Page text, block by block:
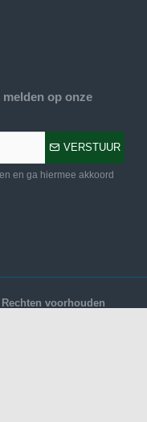
op onze
VERSTUUR
en ga hiermee akkoord
voorhouden